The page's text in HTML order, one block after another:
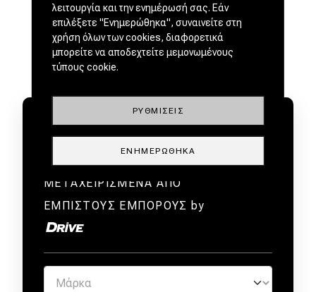
ΜΕΤΑΧΕΙΡΙΣΜΕΝΑ ΑΠΟ
ΕΜΠΙΣΤΟΥΣ ΕΜΠΟΡΟΥΣ by
λειτουργία και την ενημέρωσή σας. Εάν
επιλέξετε "Ενημερώθηκα", συναινείτε στη
χρήση όλων των cookies, διαφορετικά
μπορείτε να αποδεχτείτε μεμονωμένους
τύπους cookie.
ΡΥΘΜΊΣΕΙΣ
ΕΝΗΜΕΡΏΘΗΚΑ